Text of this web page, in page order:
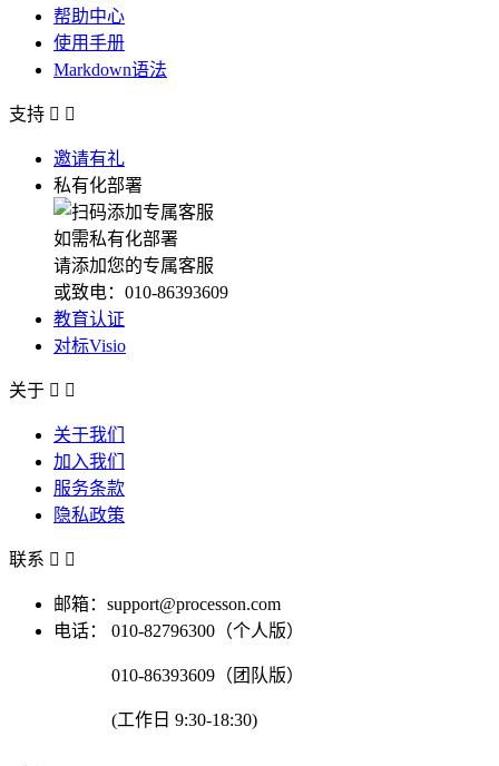
帮助中心
使用手册
Markdown语法
支持  
邀请有礼
私有化部署
如需私有化部署
请添加您的专属客服
或致电：010-86393609
教育认证
对标Visio
关于  
关于我们
加入我们
服务条款
隐私政策
联系  
邮箱：support@processon.com
电话：
010-82796300（个人版）
010-86393609（团队版）
(工作日 9:30-18:30)